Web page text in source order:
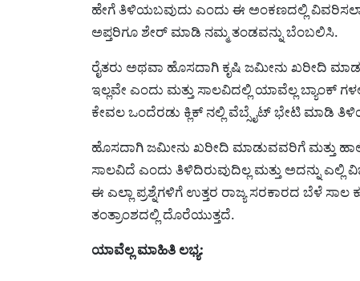
ಹೇಗೆ ತಿಳಿಯಬವುದು ಎಂದು ಈ ಅಂಕಣದಲ್ಲಿ
ಅಪ್ತರಿಗೂ ಶೇರ್ ಮಾಡಿ ನಮ್ಮ ತಂಡವನ್ನು ಬೆಂಬಲಿಸಿ.
ರೈತರು ಅಥವಾ ಹೊಸದಾಗಿ ಕೃಷಿ ಜಮೀನು ಖರೀದಿ
ಇಲ್ಲವೇ ಎಂದು ಮತ್ತು ಸಾಲವಿದಲ್ಲಿ ಯಾವೆಲ್ಲ ಬ್ಯಾಂಕ್
ಕೇವಲ ಒಂದೆರಡು ಕ್ಲಿಕ್ ನಲ್ಲಿ ವೆಬ್ಸೈಟ್ ಭೇಟಿ ಮಾಡಿ
ಹೊಸದಾಗಿ ಜಮೀನು ಖರೀದಿ ಮಾಡುವವರಿಗೆ ಮತ್ತು
ಸಾಲವಿದೆ ಎಂದು ತಿಳಿದಿರುವುದಿಲ್ಲ ಮತ್ತು ಅದನ್ನು
ಈ ಎಲ್ಲಾ ಪ್ರಶ್ನೆಗಳಿಗೆ ಉತ್ತರ ರಾಜ್ಯ ಸರಕಾರದ ಬೆಳೆ
ತಂತ್ರಾಂಶದಲ್ಲಿ ದೊರೆಯುತ್ತದೆ.
ಯಾವೆಲ್ಲ ಮಾಹಿತಿ ಲಭ್ಯ: